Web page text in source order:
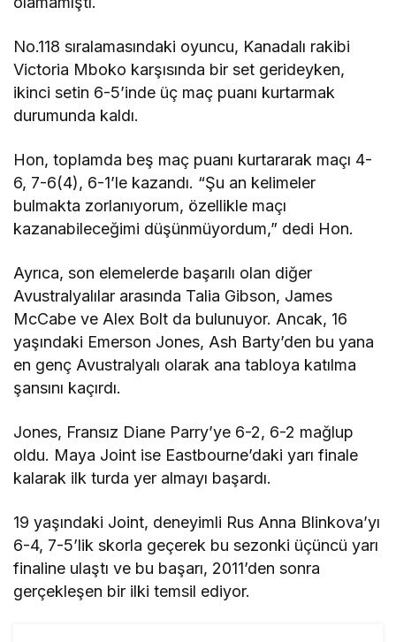
No.118 sıralamasındaki oyuncu, Kanadalı rakibi
Victoria Mboko karşısında bir set gerideyken,
ikinci setin 6-5’inde üç maç puanı kurtarmak
durumunda kaldı.
Hon, toplamda beş maç puanı kurtararak maçı 4-
6, 7-6(4), 6-1’le kazandı. “Şu an kelimeler
bulmakta zorlanıyorum, özellikle maçı
kazanabileceğimi düşünmüyordum,” dedi Hon.
Ayrıca, son elemelerde başarılı olan diğer
Avustralyalılar arasında Talia Gibson, James
McCabe ve Alex Bolt da bulunuyor. Ancak, 16
yaşındaki Emerson Jones, Ash Barty’den bu yana
en genç Avustralyalı olarak ana tabloya katılma
şansını kaçırdı.
Jones, Fransız Diane Parry’ye 6-2, 6-2 mağlup
oldu. Maya Joint ise Eastbourne’daki yarı finale
kalarak ilk turda yer almayı başardı.
19 yaşındaki Joint, deneyimli Rus Anna Blinkova’yı
6-4, 7-5’lik skorla geçerek bu sezonki üçüncü yarı
finaline ulaştı ve bu başarı, 2011’den sonra
gerçekleşen bir ilki temsil ediyor.